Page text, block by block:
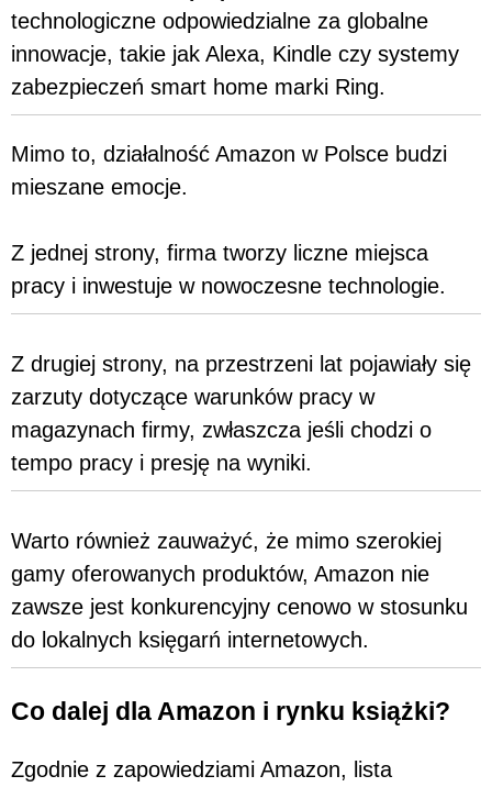
technologiczne odpowiedzialne za globalne
innowacje, takie jak Alexa, Kindle czy systemy
zabezpieczeń smart home marki Ring.
Mimo to, działalność Amazon w Polsce budzi
mieszane emocje.
Z jednej strony, firma tworzy liczne miejsca
pracy i inwestuje w nowoczesne technologie.
Z drugiej strony, na przestrzeni lat pojawiały się
zarzuty dotyczące warunków pracy w
magazynach firmy, zwłaszcza jeśli chodzi o
tempo pracy i presję na wyniki.
Warto również zauważyć, że mimo szerokiej
gamy oferowanych produktów, Amazon nie
zawsze jest konkurencyjny cenowo w stosunku
do lokalnych księgarń internetowych.
Co dalej dla Amazon i rynku książki?
Zgodnie z zapowiedziami Amazon, lista